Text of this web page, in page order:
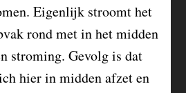
Eigenlijk stroomt het
rond met in het midden
stroming. Gevolg is dat
hier in midden afzet en